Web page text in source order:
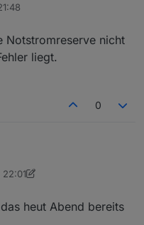
Notstromreserve nicht
liegt.
0
Fehler liegt.
heut Abend bereits